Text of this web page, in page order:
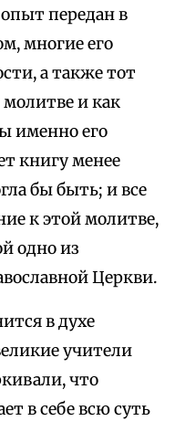
передан в
многие его
а также тот
и как
именно его
книгу менее
бы быть; и все
к этой молитве,
одно из
Церкви.
в духе
учители
что
в себе всю суть